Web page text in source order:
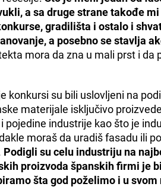
a sa druge strane takođe
gradilišta i ostalo i
a posebno se stavlja
mora da zna u mali prst i da
konkursi su bili uslovljeni na
materijale isključivo
pojedine industrije kao što je
moraš da uradiš fasadu ili
Podigli su celu industriju na
proizvoda španskih firmi je
šta god poželimo i u svom